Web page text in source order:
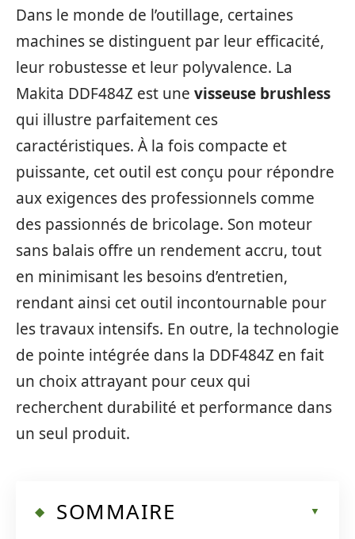
Dans le monde de l’outillage, certaines
machines se distinguent par leur efficacité,
leur robustesse et leur polyvalence. La
Makita DDF484Z est une visseuse brushless
qui illustre parfaitement ces
caractéristiques. À la fois compacte et
puissante, cet outil est conçu pour répondre
aux exigences des professionnels comme
des passionnés de bricolage. Son moteur
sans balais offre un rendement accru, tout
en minimisant les besoins d’entretien,
rendant ainsi cet outil incontournable pour
les travaux intensifs. En outre, la technologie
de pointe intégrée dans la DDF484Z en fait
un choix attrayant pour ceux qui
recherchent durabilité et performance dans
un seul produit.
SOMMAIRE